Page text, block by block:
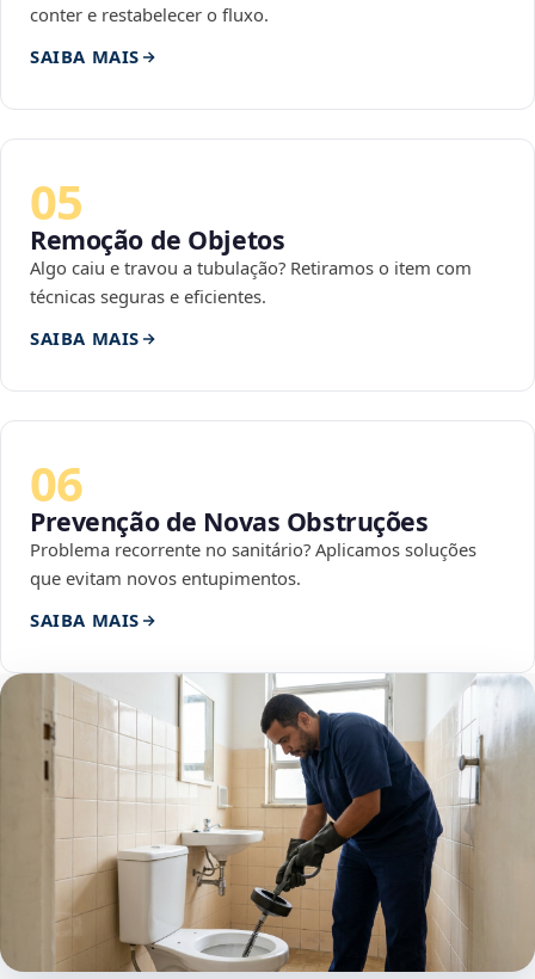
conter e restabelecer o fluxo.
SAIBA MAIS
05
Remoção de Objetos
Algo caiu e travou a tubulação? Retiramos o item com
técnicas seguras e eficientes.
SAIBA MAIS
06
Prevenção de Novas Obstruções
Problema recorrente no sanitário? Aplicamos soluções
que evitam novos entupimentos.
SAIBA MAIS